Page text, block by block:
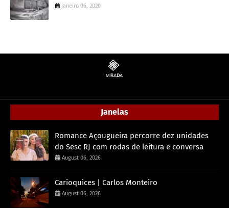
janeiro 06, 2020
Janelas
Romance Açougueira percorre dez unidades
do Sesc RJ com rodas de leitura e conversa
August 06, 2026
Carioquices | Carlos Monteiro
August 06, 2026